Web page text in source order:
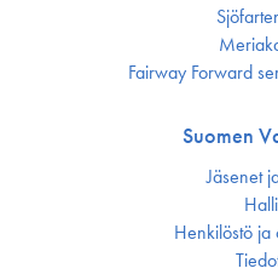
Fairway Forward
Suomen
Jäsenet
Henkilöstö ja